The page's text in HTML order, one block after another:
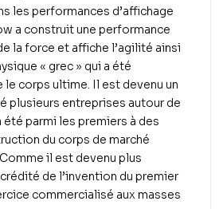
les performances d’affichage
a construit une performance
la force et affiche l’agilité ainsi
« grec » qui a été
corps ultime. Il est devenu un
plusieurs entreprises autour de
été parmi les premiers à des
du corps de marché
il est devenu plus
de l’invention du premier
commercialisé aux masses